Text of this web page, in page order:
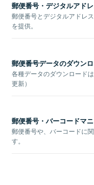
郵便番号・デジタルアド
郵便番号とデジタルアドレ
を提供。
郵便番号データのダウン
各種データのダウンロード
更新）
郵便番号・バーコードマ
郵便番号や、バーコードに
す。